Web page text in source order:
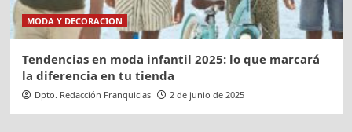
MODA Y DECORACION
Tendencias en moda infantil 2025: lo que marcará
la diferencia en tu tienda
Dpto. Redacción Franquicias 2 de junio de 2025